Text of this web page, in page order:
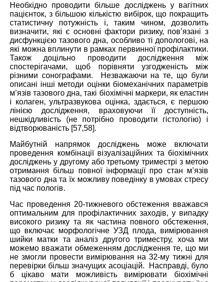
Необхідно проводити більше досліджень у вагітних
пацієнток, з більшою кількістю вибірок, що покращить
статистичну потужність і, таким чином, дозволить
визначити, які є основні фактори ризику, пов’язані з
дисфункцією тазового дна, особливо ті допологові, на
які можна вплинути в рамках первинної профілактики.
Також доцільно проводити дослідження між
спостерігачами, щоб порівняти узгодженість між
різними сонографами. Незважаючи на те, що були
описані інші методи оцінки біомеханічних параметрів
м’язів тазового дна, такі біохімічні маркери, як еластин
і колаген, ультразвукова оцінка, здається, є першою
лінією дослідження, враховуючи її доступність,
нешкідливість (не потрібно проводити гістологію) і
відтворюваність [57,58].
Майбутній напрямок досліджень може включати
проведення комбінації візуалізаційних та біохімічних
досліджень у другому або третьому триместрі з метою
отримання більш повної інформації про стан м’язів
тазового дна та їх можливу поведінку в умовах стресу
під час пологів.
Час проведення 20-тижневого обстеження вважався
оптимальним для профілактичних заходів, у випадку
високого ризику та як частина повного обстеження,
що включає морфологічне УЗД плода, вимірювання
шийки матки та аналіз другого триместру, хоча ми
можемо вважати обмеженням дослідження те, що ми
не змогли провести вимірювання на 32-му тижні для
перевірки більш значущих асоціацій. Насправді, було
б цікаво мати можливість вимірювати біохімічні